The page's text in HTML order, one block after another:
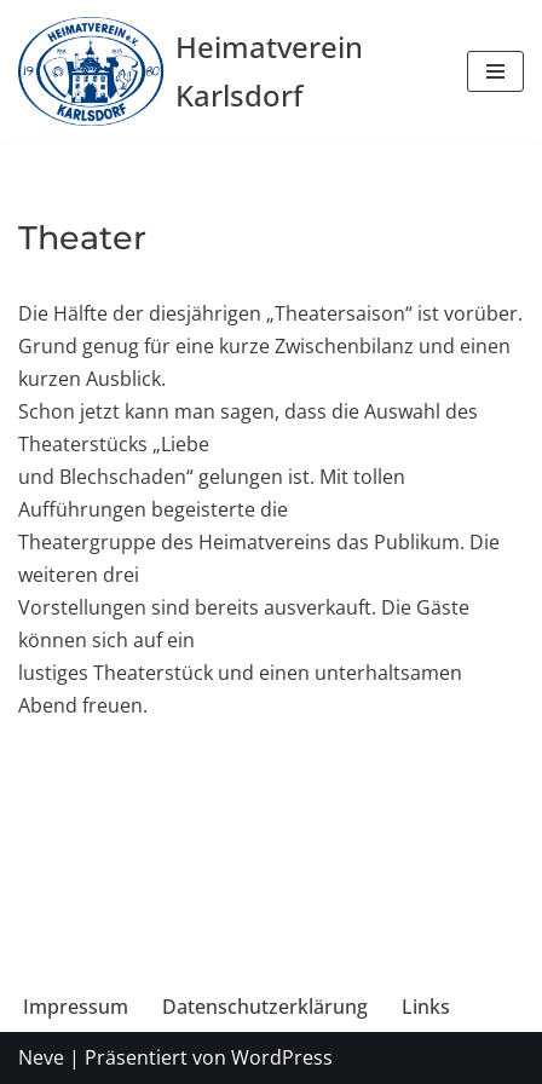
Zum
Inhalt
springen
Heimatverein
Karlsdorf
Theater
Die Hälfte der diesjährigen „Theatersaison“ ist vorüber.
Grund genug für eine kurze Zwischenbilanz und einen
kurzen Ausblick.
Schon jetzt kann man sagen, dass die Auswahl des
Theaterstücks „Liebe
und Blechschaden“ gelungen ist. Mit tollen
Aufführungen begeisterte die
Theatergruppe des Heimatvereins das Publikum. Die
weiteren drei
Vorstellungen sind bereits ausverkauft. Die Gäste
können sich auf ein
lustiges Theaterstück und einen unterhaltsamen
Abend freuen.
Impressum Datenschutzerklärung
Links
Neve | Präsentiert von WordPress